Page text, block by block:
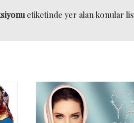
etiketinde yer alan konular